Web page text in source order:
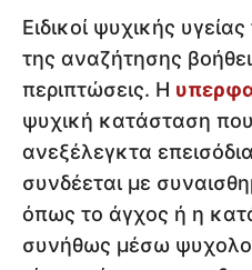
Ειδικοί ψυχικής
της αναζήτησης
περιπτώσεις. Η
ψυχική κατάσταση
ανεξέλεγκτα
συνδέεται με
όπως το άγχος ή η
συνήθως μέσω